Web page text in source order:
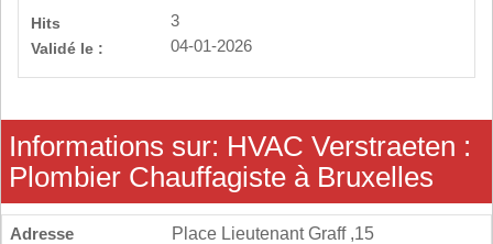
Hits
3
Validé le :
04-01-2026
Informations sur: HVAC Verstraeten :
Plombier Chauffagiste à Bruxelles
Adresse
Place Lieutenant Graff ,15